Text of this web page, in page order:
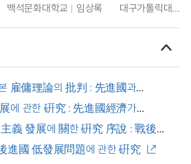
백석문화대학교 임상록 대구가톨릭대학교
雇傭理論의 批判 : 先進國과
引下策이 雇傭增大에 미치는 效果를
에 관한 硏究 : 先進國經濟가
친 影響을 中心으로 = (A) study on the
of underdeveloped countries in
義 發展에 關한 硏究 序說 : 戰後
響을 中心으로 = (A) study on the
capitalism in postwar
進國 低發展問題에 관한 硏究